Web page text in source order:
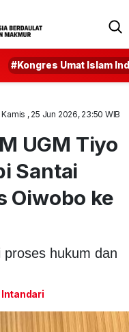
#Kongres Umat Islam
Kamis , 25 Jun 2026, 23:50 WIB
UGM Tiyo
Santai
Oiwobo ke
hukum dan
Intandari